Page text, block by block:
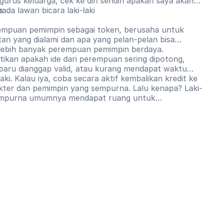
lawan bicara laki-laki
pemimpin sebagai token, berusaha untuk
yang dialami dan apa yang pelan-pelan bisa
banyak perempuan pemimpin berdaya.
apakah ide dari perempuan sering dipotong,
dianggap valid, atau kurang mendapat waktu
Kalau iya, coba secara aktif kembalikan kredit ke
dan pemimpin yang sempurna. Lalu kenapa? Laki-
umumnya mendapat ruang untuk
lagi. Perempuan pemimpin yang tidak
pertanyaan apakah mereka seharusnya ada di